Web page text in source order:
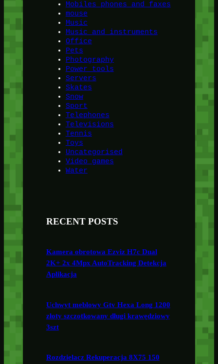
Mobiles phones and faxes
mouse
Music
Music and instruments
Office
Pets
Photography
Power tools
Servers
Skates
Snow
Sport
Telephones
Televisions
Tennis
Toys
Uncategorised
Video games
Water
RECENT POSTS
Kamera obrotowa Ezviz H7c Dual
2K+ 2x 4Mpx AutoTracking Detekcja
Aplikacja
Uchwyt meblowy Gtv Hexa Long 1200
złoty szczotkowany długi krawędziowy
3szt
Rozdzielacz Rekuperacja 8X75 150